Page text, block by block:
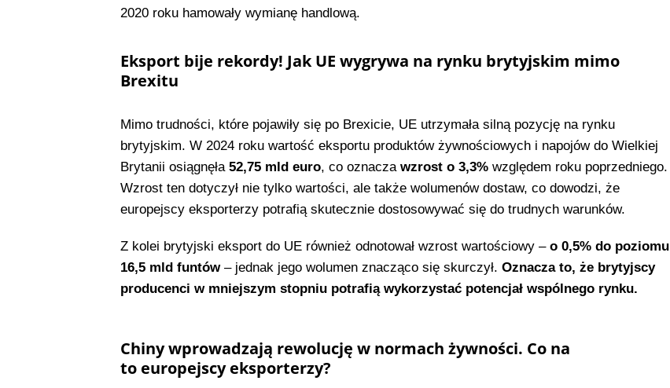
2020 roku hamowały wymianę handlową.
Eksport bije rekordy! Jak UE wygrywa na rynku brytyjskim mimo
Brexitu
Mimo trudności, które pojawiły się po Brexicie, UE utrzymała silną pozycję na rynku
brytyjskim. W 2024 roku wartość eksportu produktów żywnościowych i napojów do Wielkiej
Brytanii osiągnęła 52,75 mld euro, co oznacza wzrost o 3,3%względem roku poprzedniego.
Wzrost ten dotyczył nie tylko wartości, ale także wolumenów dostaw, co dowodzi, że
europejscy eksporterzy potrafią skutecznie dostosowywać się do trudnych warunków.
Z kolei brytyjski eksport do UE również odnotował wzrost wartościowy – o 0,5% do poziomu
16,5 mld funtów– jednak jego wolumen znacząco się skurczył. Oznacza to, że brytyjscy
producenci w mniejszym stopniu potrafią wykorzystać potencjał wspólnego rynku.
Chiny wprowadzają rewolucję w normach żywności. Co na
to europejscy eksporterzy?